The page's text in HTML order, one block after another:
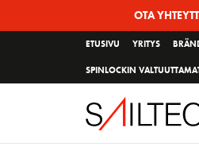
OTA
ETUSIVU YRITYS
SPINLOCKIN